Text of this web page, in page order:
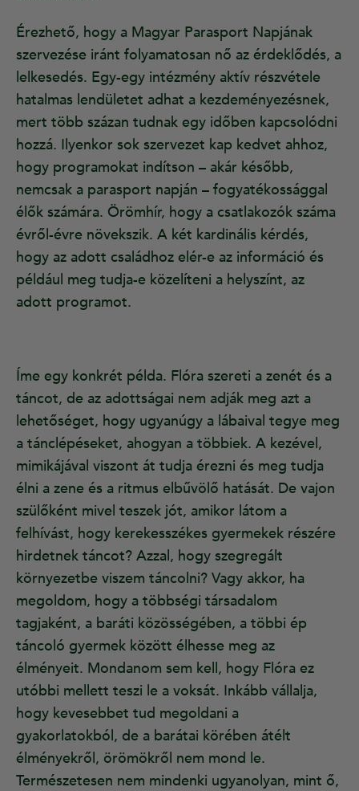
Érezhető, hogy a Magyar Parasport Napjának
szervezése iránt folyamatosan nő az érdeklődés, a
lelkesedés. Egy-egy intézmény aktív részvétele
hatalmas lendületet adhat a kezdeményezésnek,
mert több százan tudnak egy időben kapcsolódni
hozzá. Ilyenkor sok szervezet kap kedvet ahhoz,
hogy programokat indítson – akár később,
nemcsak a parasport napján – fogyatékossággal
élők számára. Örömhír, hogy a csatlakozók száma
évről-évre növekszik. A két kardinális kérdés,
hogy az adott családhoz elér-e az információ és
például meg tudja-e közelíteni a helyszínt, az
adott programot.
Íme egy konkrét példa. Flóra szereti a zenét és a
táncot, de az adottságai nem adják meg azt a
lehetőséget, hogy ugyanúgy a lábaival tegye meg
a tánclépéseket, ahogyan a többiek. A kezével,
mimikájával viszont át tudja érezni és meg tudja
élni a zene és a ritmus elbűvölő hatását. De vajon
szülőként mivel teszek jót, amikor látom a
felhívást, hogy kerekesszékes gyermekek részére
hirdetnek táncot? Azzal, hogy szegregált
környezetbe viszem táncolni? Vagy akkor, ha
megoldom, hogy a többségi társadalom
tagjaként, a baráti közösségében, a többi ép
táncoló gyermek között élhesse meg az
élményeit. Mondanom sem kell, hogy Flóra ez
utóbbi mellett teszi le a voksát. Inkább vállalja,
hogy kevesebbet tud megoldani a
gyakorlatokból, de a barátai körében átélt
élményekről, örömökről nem mond le.
Természetesen nem mindenki ugyanolyan, mint ő,